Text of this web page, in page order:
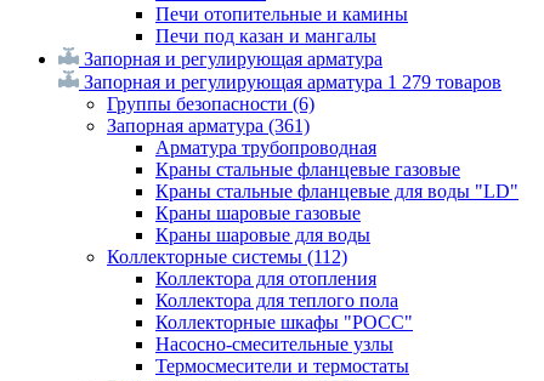
Печи отопительные и камины
Печи под казан и мангалы
Запорная и регулирующая арматура
Запорная и регулирующая арматура 1 279 товаров
Группы безопасности (6)
Запорная арматура (361)
Арматура трубопроводная
Краны стальные фланцевые газовые
Краны стальные фланцевые для воды "LD"
Краны шаровые газовые
Краны шаровые для воды
Коллекторные системы (112)
Коллектора для отопления
Коллектора для теплого пола
Коллекторные шкафы "РОСС"
Насосно-смесительные узлы
Термосмесители и термостаты